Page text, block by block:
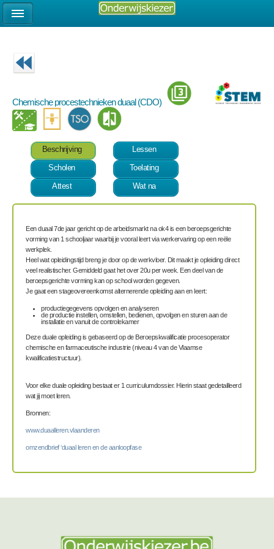
Chemische procestechnieken duaal (CDO)
Beschrijving
Lessen
Scholen
Toelating
Attest
Wat na
Een duaal 7dejaar gericht op de arbeidsmarkt na ok4is een beroepsgerichte
vorming van 1 schooljaarwaarbij je vooral leert via werkervaring op een reële
werkplek.
Heel wat opleidingstijd breng je door op de werkvloer. Dit maakt je opleiding direct
veel realistischer. Gemiddeld gaat het over 20u per week. Een deel van de
beroepsgerichte vorming kan op school worden gegeven.
Je gaat een stageovereenkomst alternerende opleiding aan en leert:
productiegegevens opvolgen en analyseren
de productie instellen, omstellen, bedienen, opvolgen en sturen aan de
installatie en vanuit de controlekamer
Deze duale opleiding is gebaseerd op de Beroepskwalificatie procesoperator
chemische en farmaceutische industrie (niveau 4 van de Vlaamse
kwalificatiestructuur).
Voor elke duale opleiding bestaat er 1 curriculumdossier. Hierin staat gedetailleerd
wat jij moet leren.
Bronnen:
www.duaalleren.vlaanderen
omzendbrief ‘duaal leren en de aanloopfase